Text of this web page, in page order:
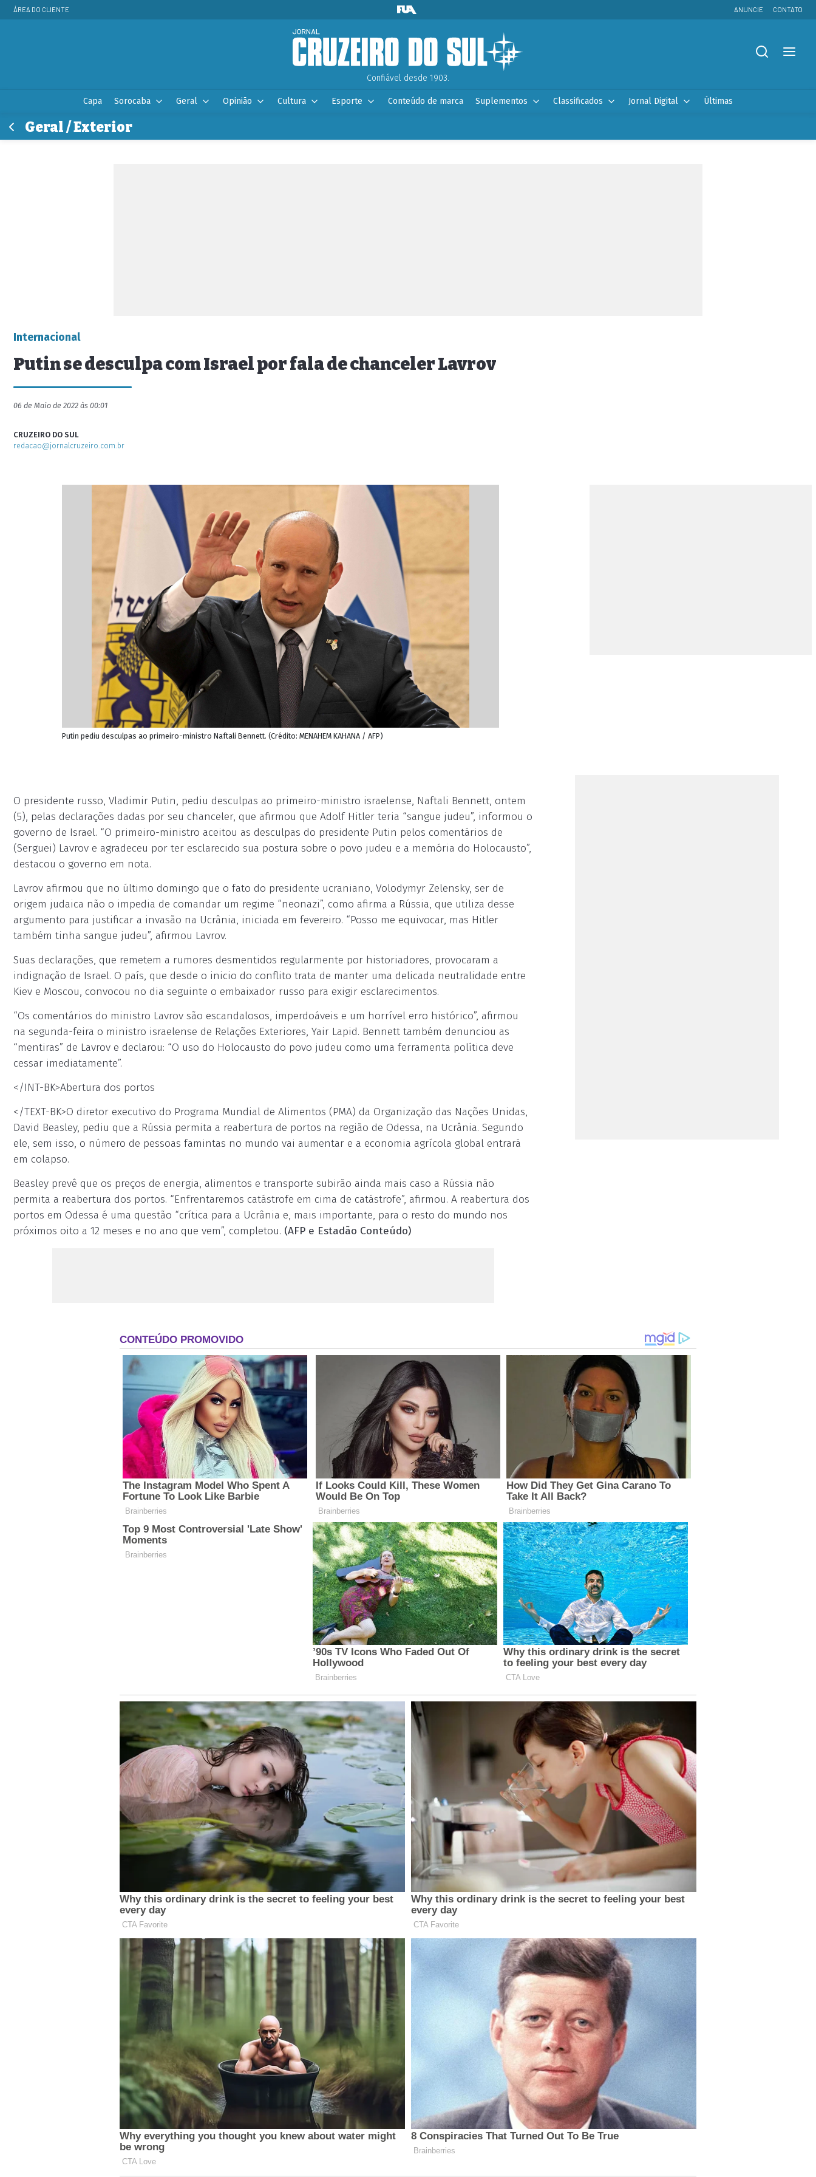
ÁREA DO CLIENTE ANUNCIE CONTATO
Confiável desde 1903.
Capa Sorocaba Geral Opinião Cultura Esporte Conteúdo de marca Suplementos Classificados Jornal Digital Últimas
Geral / Exterior
Internacional
Putin se desculpa com Israel por fala de chanceler Lavrov
06 de Maio de 2022 às 00:01
CRUZEIRO DO SUL
redacao@jornalcruzeiro.com.br
Putin pediu desculpas ao primeiro-ministro Naftali Bennett. (Crédito: MENAHEM KAHANA / AFP)
O presidente russo, Vladimir Putin, pediu desculpas ao primeiro-ministro israelense, Naftali Bennett, ontem
(5), pelas declarações dadas por seu chanceler, que afirmou que Adolf Hitler teria “sangue judeu”, informou o
governo de Israel. “O primeiro-ministro aceitou as desculpas do presidente Putin pelos comentários de
(Serguei) Lavrov e agradeceu por ter esclarecido sua postura sobre o povo judeu e a memória do Holocausto”,
destacou o governo em nota.
Lavrov afirmou que no último domingo que o fato do presidente ucraniano, Volodymyr Zelensky, ser de
origem judaica não o impedia de comandar um regime “neonazi”, como afirma a Rússia, que utiliza desse
argumento para justificar a invasão na Ucrânia, iniciada em fevereiro. “Posso me equivocar, mas Hitler
também tinha sangue judeu”, afirmou Lavrov.
Suas declarações, que remetem a rumores desmentidos regularmente por historiadores, provocaram a
indignação de Israel. O país, que desde o inicio do conflito trata de manter uma delicada neutralidade entre
Kiev e Moscou, convocou no dia seguinte o embaixador russo para exigir esclarecimentos.
“Os comentários do ministro Lavrov são escandalosos, imperdoáveis e um horrível erro histórico”, afirmou
na segunda-feira o ministro israelense de Relações Exteriores, Yair Lapid. Bennett também denunciou as
“mentiras” de Lavrov e declarou: “O uso do Holocausto do povo judeu como uma ferramenta política deve
cessar imediatamente”.
</INT-BK>Abertura dos portos
</TEXT-BK>O diretor executivo do Programa Mundial de Alimentos (PMA) da Organização das Nações Unidas,
David Beasley, pediu que a Rússia permita a reabertura de portos na região de Odessa, na Ucrânia. Segundo
ele, sem isso, o número de pessoas famintas no mundo vai aumentar e a economia agrícola global entrará
em colapso.
Beasley prevê que os preços de energia, alimentos e transporte subirão ainda mais caso a Rússia não
permita a reabertura dos portos. “Enfrentaremos catástrofe em cima de catástrofe”, afirmou. A reabertura dos
portos em Odessa é uma questão “crítica para a Ucrânia e, mais importante, para o resto do mundo nos
próximos oito a 12 meses e no ano que vem”, completou. (AFP e Estadão Conteúdo)